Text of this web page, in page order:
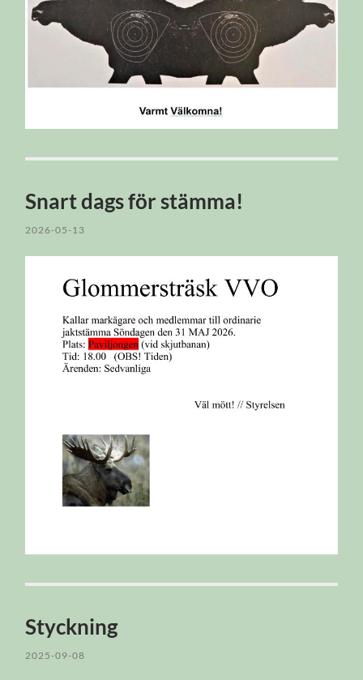
Snart dags för stämma!
2026-05-13
Styckning
2025-09-08